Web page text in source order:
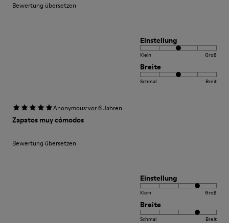
Bewertung übersetzen
Einstellung
Klein Groß
Breite
Schmal Breit
Anonymous·vor 6 Jahren
Zapatos muy cómodos
Bewertung übersetzen
Einstellung
Klein Groß
Breite
Schmal Breit